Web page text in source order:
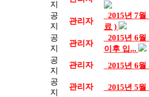
지
공
지
관리자
2015년 7
료 )
공
지
관리자
2015년 6
이후 입...
공
지
관리자
2015년 6
공
지
관리자
2015년 5